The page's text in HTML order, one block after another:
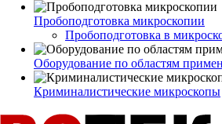
Пробоподготовка микроскопии
Пробоподготовка в
Оборудование по областям
Криминалистические микроскопы